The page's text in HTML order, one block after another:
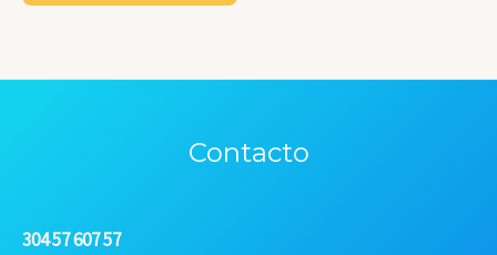
Variantes.
Opciones
Contacto
304 57 607 57